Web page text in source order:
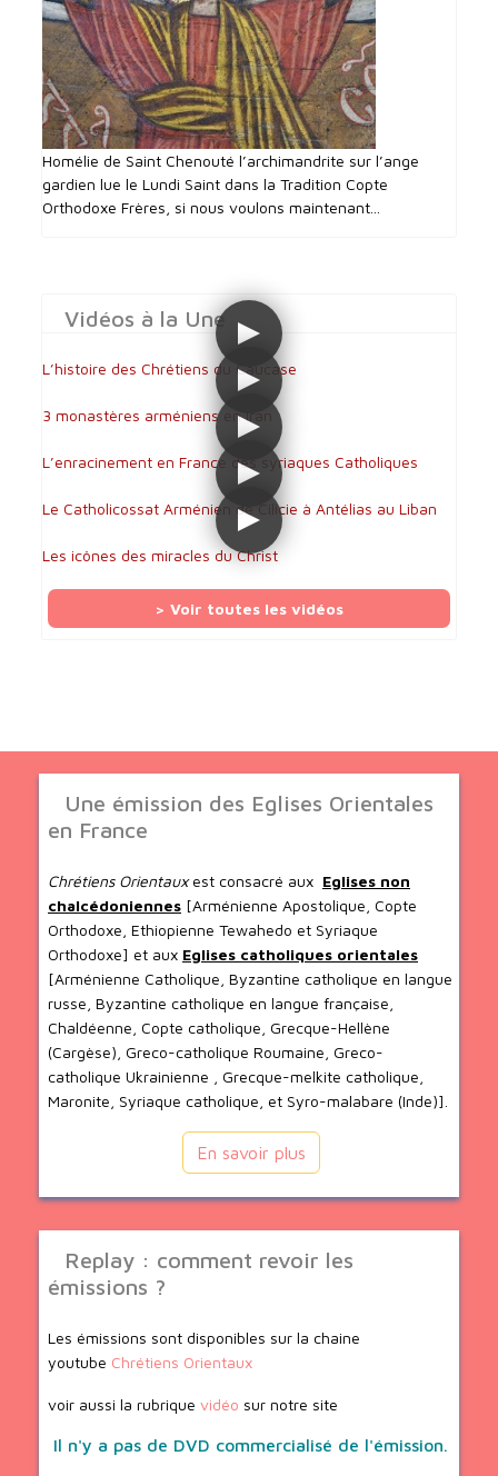
Homélie de Saint Chenouté l’archimandrite sur l’ange
gardien lue le Lundi Saint dans la Tradition Copte
Orthodoxe Frères, si nous voulons maintenant...
Vidéos à la Une
L’histoire des Chrétiens du Caucase
3 monastères arméniens en Iran
L’enracinement en France des syriaques Catholiques
Le Catholicossat Arménien de Cilicie à Antélias au Liban
Les icônes des miracles du Christ
> Voir toutes les vidéos
Une émission des Eglises Orientales
en France
Chrétiens Orientauxest consacré aux Eglises non
chalcédoniennes [Arménienne Apostolique, Copte
Orthodoxe, Ethiopienne Tewahedo et Syriaque
Orthodoxe] et aux Eglises catholiques orientales
[Arménienne Catholique, Byzantine catholique en langue
russe, Byzantine catholique en langue française,
Chaldéenne, Copte catholique, Grecque-Hellène
(Cargèse), Greco-catholique Roumaine, Greco-
catholique Ukrainienne , Grecque-melkite catholique,
Maronite, Syriaque catholique, et Syro-malabare (Inde)].
En savoir plus
Replay : comment revoir les
émissions ?
Les émissions sont disponibles sur la chaine
youtube Chrétiens Orientaux
voir aussi la rubrique vidéo sur notre site
Il n'y a pas de DVD commercialisé de l'émission.